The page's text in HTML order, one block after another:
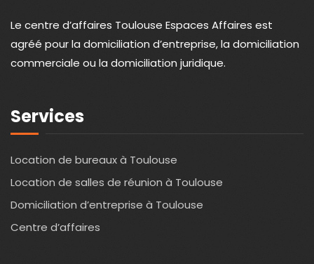
Le centre d’affaires Toulouse Espaces Affaires est
agréé pour la domiciliation d’entreprise, la domiciliation
commerciale ou la domiciliation juridique.
Services
Location de bureaux à Toulouse
Location de salles de réunion à Toulouse
Domiciliation d’entreprise à Toulouse
Centre d’affaires